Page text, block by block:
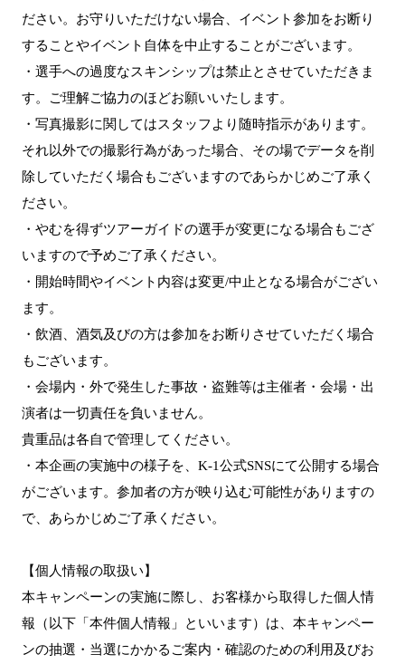
ださい。お守りいただけない場合、イベント参加をお断り
することやイベント自体を中止することがございます。
・選手への過度なスキンシップは禁止とさせていただきま
す。ご理解ご協力のほどお願いいたします。
・写真撮影に関してはスタッフより随時指示があります。
それ以外での撮影行為があった場合、その場でデータを削
除していただく場合もございますのであらかじめご了承く
ださい。
・やむを得ずツアーガイドの選手が変更になる場合もござ
いますので予めご了承ください。
・開始時間やイベント内容は変更/中止となる場合がござい
ます。
・飲酒、酒気及びの方は参加をお断りさせていただく場合
もございます。
・会場内・外で発生した事故・盗難等は主催者・会場・出
演者は一切責任を負いません。
貴重品は各自で管理してください。
・本企画の実施中の様子を、K-1公式SNSにて公開する場合
がございます。参加者の方が映り込む可能性がありますの
で、あらかじめご了承ください。
【個人情報の取扱い】
本キャンペーンの実施に際し、お客様から取得した個人情
報（以下「本件個人情報」といいます）は、本キャンペー
ンの抽選・当選にかかるご案内・確認のための利用及びお